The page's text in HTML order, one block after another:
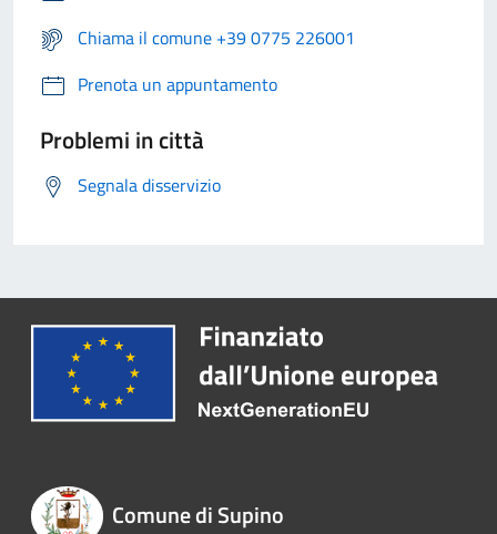
Chiama il comune +39 0775 226001
Prenota un appuntamento
Problemi in città
Segnala disservizio
Comune di Supino